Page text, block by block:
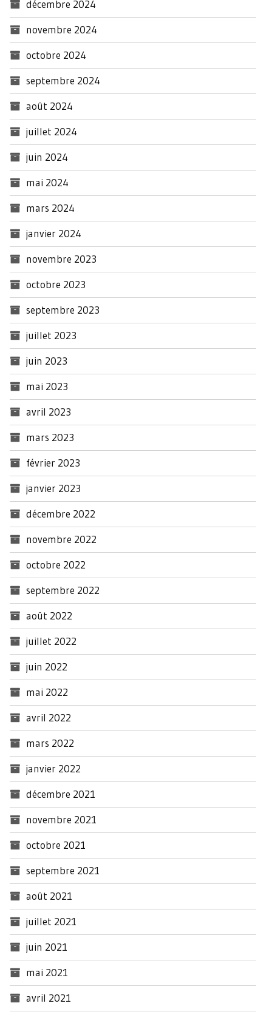
décembre 2024
novembre 2024
octobre 2024
septembre 2024
août 2024
juillet 2024
juin 2024
mai 2024
mars 2024
janvier 2024
novembre 2023
octobre 2023
septembre 2023
juillet 2023
juin 2023
mai 2023
avril 2023
mars 2023
février 2023
janvier 2023
décembre 2022
novembre 2022
octobre 2022
septembre 2022
août 2022
juillet 2022
juin 2022
mai 2022
avril 2022
mars 2022
janvier 2022
décembre 2021
novembre 2021
octobre 2021
septembre 2021
août 2021
juillet 2021
juin 2021
mai 2021
avril 2021